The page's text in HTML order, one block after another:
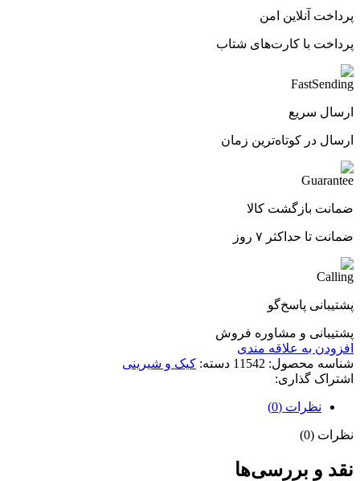
پرداخت آنلاین امن
پرداخت با کارت‌های شتاب
ارسال سریع
ارسال در کوتاه‌ترین زمان
ضمانت بازگشت کالا
ضمانت تا حداکثر ۷ روز
پشتیبانی پاسخ‌گو
پشتیبانی و مشاوره فروش
افزودن به علاقه مندی
شناسه محصول: 11542 دسته: کیک و شیرینی
اشتراک گذاری:
نظرات (0)
نظرات (0)
نقد و بررسی‌ها